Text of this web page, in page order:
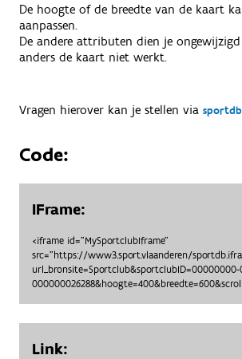
De hoogte of de breedte van de kaart
aanpassen.
De andere attributen dien je
anders de kaart niet werkt.
Vragen hierover kan je stellen via
Code:
IFrame:
<iframe id="MySportclubIframe"
src="https://www3.sport.vlaanderen/
Link: